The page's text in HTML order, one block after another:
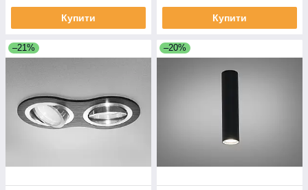
Купити Купити
–21% –20%